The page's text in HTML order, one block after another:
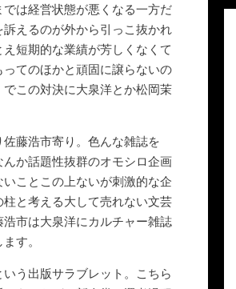
は経営状態が悪くなる一方だ
えるのが外から引っこ抜かれ
短期的な業績が芳しくなくて
てのほかと頑固に譲らないの
この対決に大泉洋とか松岡茉
藤浩市寄り。色んな雑誌を
か話題性抜群のオモシロ企画
ことこの上ないが刺激的な企
と考える大して売れない文芸
市は大泉洋にカルチャー雑誌
す。
う出版サラブレット。こちら